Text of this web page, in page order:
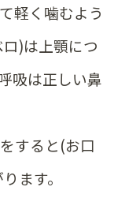
軽く噛むよう
)は上顎につ
吸は正しい鼻
すると(お口
ます。